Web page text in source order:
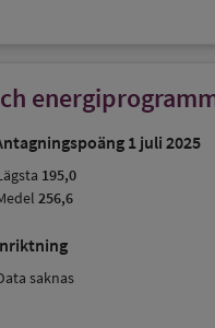
1 juli 2025
195,0
256,6
saknas